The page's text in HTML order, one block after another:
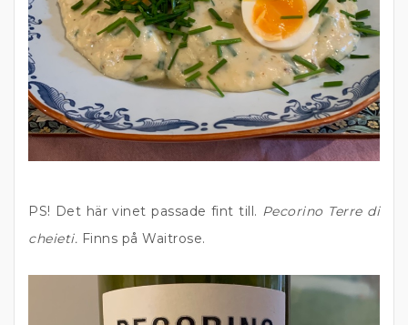
PS! Det här vinet passade fint till. Pecorino Terre di
cheieti. Finns på Waitrose.